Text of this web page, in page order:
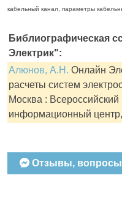
кабельный канал, параметры
Библиографическая
Электрик":
Алюнов, А.Н. Онлайн
расчеты систем
Москва : Всероссийский
информационный
Отзывы, вопросы